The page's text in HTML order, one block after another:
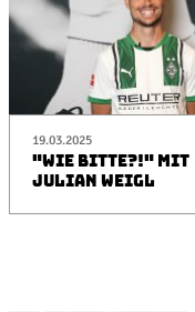
19.03.2025
"WIE BITTE?!" MIT
JULIAN WEIGL